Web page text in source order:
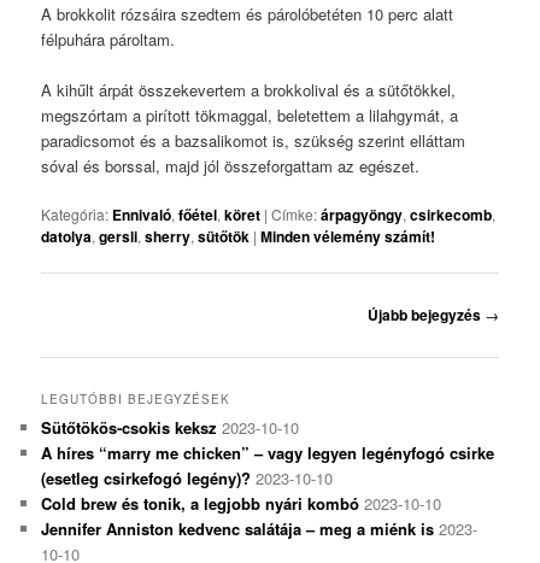
A brokkolit rózsáira szedtem és párolóbetéten 10 perc alatt
félpuhára pároltam.
A kihűlt árpát összekevertem a brokkolival és a sütőtökkel,
megszórtam a pirított tökmaggal, beletettem a lilahgymát, a
paradicsomot és a bazsalikomot is, szükség szerint elláttam
sóval és borssal, majd jól összeforgattam az egészet.
Kategória: Ennivaló,főétel,köret |Címke:árpagyöngy,csirkecomb,
datolya,gersli,sherry,sütőtök |Minden vélemény számít!
Újabb bejegyzés →
LEGUTÓBBI BEJEGYZÉSEK
Sütőtökös-csokis keksz 2023-10-10
A híres “marry me chicken” – vagy legyen legényfogó csirke
(esetleg csirkefogó legény)? 2023-10-10
Cold brew és tonik, a legjobb nyári kombó 2023-10-10
Jennifer Anniston kedvenc salátája – meg a miénk is 2023-
10-10